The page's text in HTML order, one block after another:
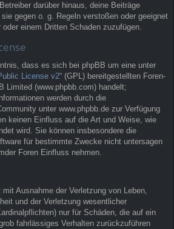
darüber hinaus, deine Beiträge
gegen o. g. Regeln verstoßen oder geeignet
einem Dritten Schaden zuzufügen.
dass es sich bei phpBB um eine unter
License v2“ (GPL) bereitgestellten Foren-
Limited (www.phpbb.com) handelt;
werden durch die
unter www.phpbb.de zur Verfügung
keinen Einfluss auf die Art und Weise, wie
wird. Sie können insbesondere die
für bestimmte Zwecke nicht untersagen
Foren Einfluss nehmen.
mit Ausnahme der Verletzung von Leben,
und der Verletzung wesentlicher
nur für Schäden, die auf ein
fahrlässiges Verhalten zurückzuführen